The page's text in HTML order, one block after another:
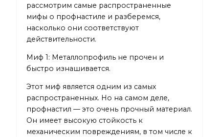
рассмотрим самые распространенные
мифы о профнастиле и разберемся,
насколько они соответствуют
действительности.
Миф 1: Металлопрофиль не прочен и
быстро изнашивается.
Этот миф является одним из самых
распространенных. Но на самом деле,
профнастил — это очень прочный материал.
Он имеет высокую стойкость к
механическим повреждениям, в том числе к